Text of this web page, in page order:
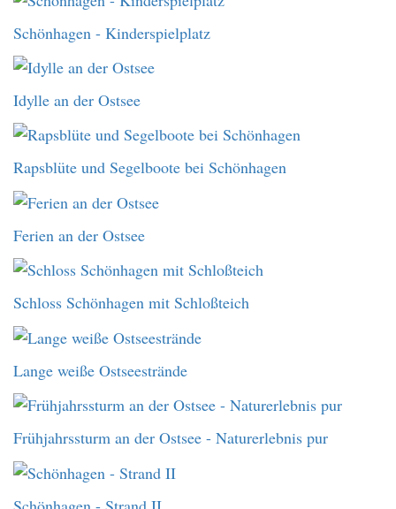
Schönhagen - Kinderspielplatz
Idylle an der Ostsee
Rapsblüte und Segelboote bei Schönhagen
Ferien an der Ostsee
Schloss Schönhagen mit Schloßteich
Lange weiße Ostseestrände
Frühjahrssturm an der Ostsee - Naturerlebnis pur